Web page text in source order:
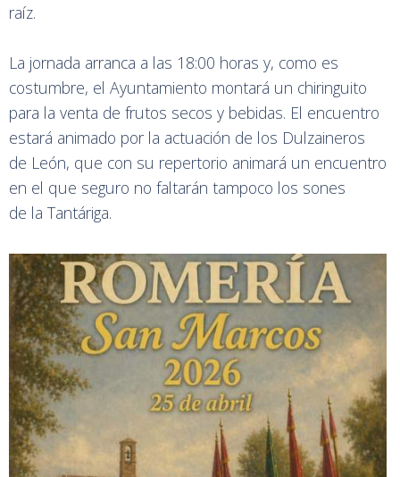
raíz.
La jornada arranca a las 18:00 horas y, como es
costumbre, el Ayuntamiento montará un chiringuito
para la venta de frutos secos y bebidas. El encuentro
estará animado por la actuación de los Dulzaineros
de León, que con su repertorio animará un encuentro
en el que seguro no faltarán tampoco los sones
de la Tantáriga.